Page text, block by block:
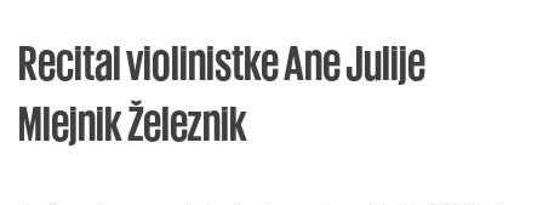
Recital violinistke Ane Julije
Mlejnik Železnik